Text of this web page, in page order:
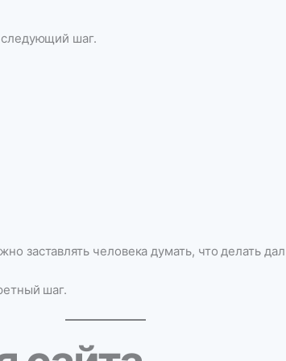
следующий шаг.
заставлять человека думать, что делать
шаг.